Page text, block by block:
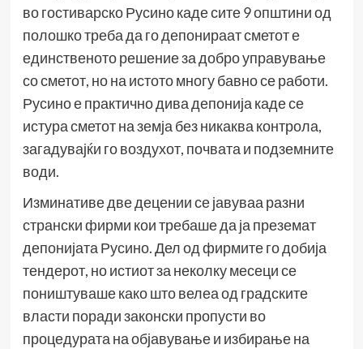
во гостиварско Русино каде сите 9 општини од
полошко треба да го депонираат сметот е
единственото решение за добро управување
со сметот, но на истото многу бавно се работи.
Русино е практично дива депонија каде се
истура сметот на земја без никаква контрола,
загадувајќи го воздухот, почвата и подземните
води.
Изминативе две децении се јавуваа разни
странски фирми кои требаше да ја преземат
депонијата Русино. Дел од фирмите го добија
тендерот, но истиот за неколку месеци се
поништуваше како што велеа од градските
власти поради законски пропусти во
процедурата на објавување и избирање на